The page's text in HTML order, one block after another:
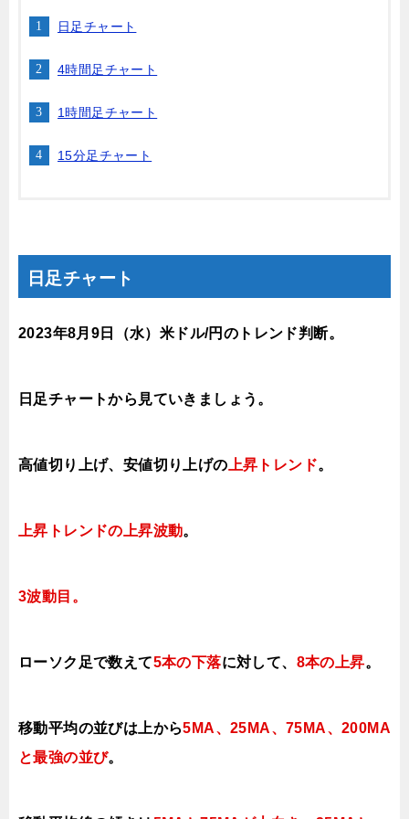
日足チャート
4時間足チャート
1時間足チャート
15分足チャート
日足チャート
2023年8月9 日（水） 米ドル/円のトレンド判断。
日足チャートから見ていきましょう。
高値切り上げ、安値切り上げの 上昇トレンド。
上昇トレンドの上昇波動。
3波動目。
ローソク足で数えて5本の下落に対して、 8本の上昇。
移動平均の並びは上から5MA、25MA、75MA、200MA
と最強の並び。